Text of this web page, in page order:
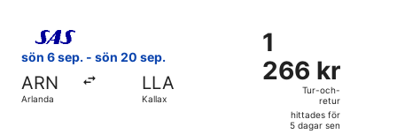
dagar
sen
sön 6 sep. - sön 20 sep.
ARN
Arlanda
LLA
Kallax
1
266 kr
Tur-
retur,
hittades
1
266 kr
Tur-och-
retur
hittades för
5 dagar sen
Välj flyg med Scandinavian Airlines, med avresa sön 6